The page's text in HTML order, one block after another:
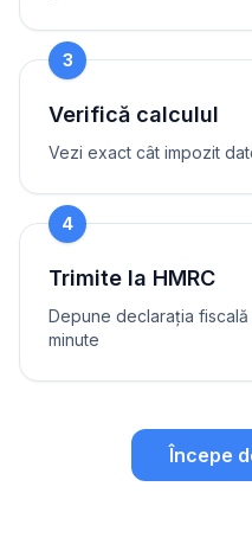
3
Verifică calculul
Vezi exact cât impozit
4
Trimite la HMRC
Depune declarația
minute
Începe